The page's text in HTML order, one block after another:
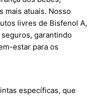
mais atuais. Nosso
livres de Bisfenol A,
garantindo
estar para os
específicas, que